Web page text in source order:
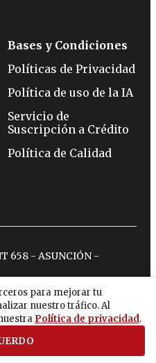
para mejorar tu
nuestro tráfico. Al
Política de privacidad.
Bases y Condiciones
Políticas de Privacidad
Política de uso de la IA
Servicio de
Suscripción a Crédito
Política de Calidad
658 - ASUNCIÓN -
youtubespotify